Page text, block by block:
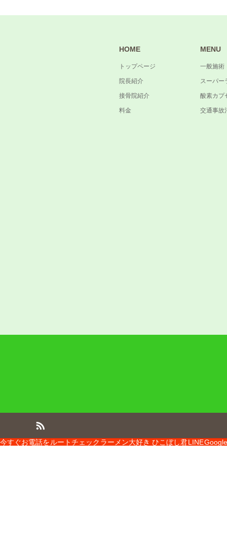
HOME
トップページ
院長紹介
接骨院紹介
料金
MENU
一般施術
スーパー
酸素カプ
交通事故
今すぐお電話をルートチェック ラーメン大好き ひこぼし君LINE